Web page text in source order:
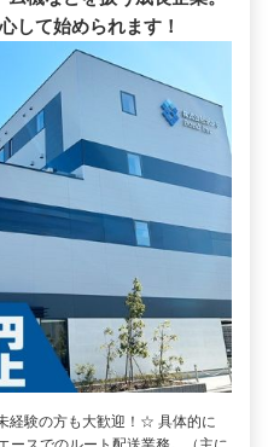
して始められます！
験の方も大歓迎！☆ 具体的に